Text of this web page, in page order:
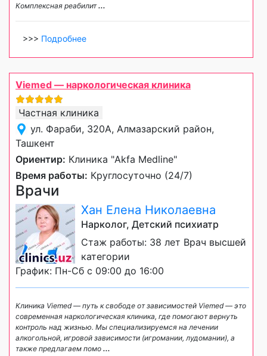
Комплексная реабилит...
>>> Подробнее
Viemed — наркологическая клиника
Частная клиника
ул. Фараби, 320А, Алмазарский район,
Ташкент
Ориентир: Клиника "Akfa Medline"
Время работы: Круглосуточно (24/7)
Врачи
Хан Елена Николаевна
Нарколог, Детский психиатр
Стаж работы: 38 лет Врач высшей
категории
График: Пн-Сб с 09:00 до 16:00
Клиника Viemed — путь к свободе от зависимостей Viemed — это
современная наркологическая клиника, где помогают вернуть
контроль над жизнью. Мы специализируемся на лечении
алкогольной, игровой зависимости (игромании, лудомании), а
также предлагаем помо ...